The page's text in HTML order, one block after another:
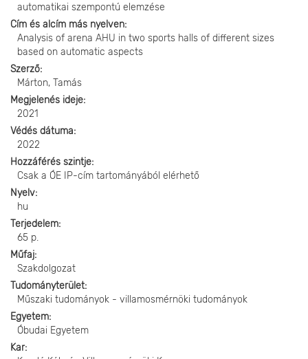
automatikai szempontú elemzése
Cím és alcím más nyelven
Analysis of arena AHU in two sports halls of different sizes
based on automatic aspects
Szerző
Márton, Tamás
Megjelenés ideje
2021
Védés dátuma
2022
Hozzáférés szintje
Csak a ÓE IP-cím tartományából elérhető
Nyelv
hu
Terjedelem
65 p.
Műfaj
Szakdolgozat
Tudományterület
Műszaki tudományok - villamosmérnöki tudományok
Egyetem
Óbudai Egyetem
Kar